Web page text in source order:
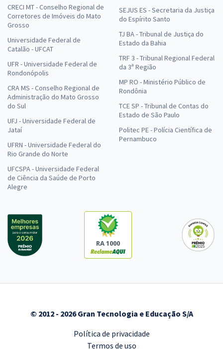
CRECI MT - Conselho Regional de
Corretores de Imóveis do Mato
Grosso
Universidade Federal de
Catalão - UFCAT
UFR - Universidade Federal de
Rondonópolis
CRA MS - Conselho Regional de
Administração do Mato Grosso
do Sul
UFJ - Universidade Federal de
Jataí
UFRN - Universidade Federal do
Rio Grande do Norte
UFCSPA - Universidade Federal
de Ciência da Saúde de Porto
Alegre
SEJUS ES - Secretaria da Justiça
do Espírito Santo
TJ BA - Tribunal de Justiça do
Estado da Bahia
TRF 3 - Tribunal Regional Federal
da 3ª Região
MP RO - Ministério Público de
Rondônia
TCE SP - Tribunal de Contas do
Estado de São Paulo
Politec PE - Polícia Científica de
Pernambuco
RA 1000
© 2012 - 2026 Gran Tecnologia e Educação S/A
Política de privacidade
Termos de uso